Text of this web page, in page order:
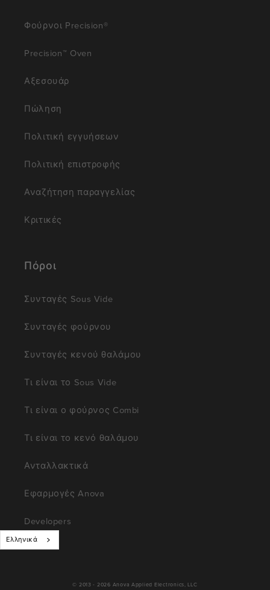
Φούρνοι Precision®
Precision™ Oven
Αξεσουάρ
Πώληση
Πολιτική εγγυήσεων
Πολιτική επιστροφής
Αναζήτηση παραγγελίας
Κριτικές
Πόροι
Συνταγές Sous Vide
Συνταγές φούρνου
Συνταγές κενού θαλάμου
Τι είναι το Sous Vide
Τι είναι ο φούρνος Combi
Τι είναι το κενό θαλάμου
Ανταλλακτικά
Εφαρμογές Anova
Developers
© 2013 - 2026 Anova Applied Electronics, LLC
Ελληνικά